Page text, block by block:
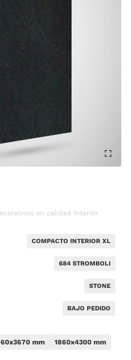
en calidad interior.
COMPACTO INTERIOR XL
684 STROMBOLI
STONE
BAJO PEDIDO
mm 1860x4300 mm